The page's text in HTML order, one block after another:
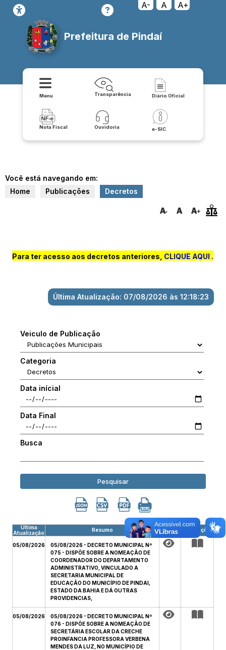
A- A A+
Prefeitura de Pindaí
Menu Transparência Diário Oficial
Nota Fiscal Ouvidoria e-SIC
Você está navegando em:
Home
Publicações Decretos
Para ter acesso aos decretos anteriores, CLIQUE AQUI .
Última Atualização: 07/08/2026 às 12:18:23
Veiculo de Publicação
Categoria
Data inícial
Data Final
Busca
Pesquisar
Última
Atualização
Resumo Arquivo Publicações
05/08/2026
05/08/2026 - DECRETO MUNICIPAL Nº
075 - DISPÕE SOBRE A NOMEAÇÃO DE
COORDENADOR DO DEPARTAMENTO
ADMINISTRATIVO, VINCULADO A
SECRETARIA MUNICIPAL DE
EDUCAÇÃO DO MUNICÍPIO DE PINDAI,
ESTADO DA BAHIA E DÁ OUTRAS
PROVIDENCIAS,
05/08/2026
05/08/2026 - DECRETO MUNICIPAL Nº
076 - DISPÕE SOBRE A NOMEAÇÃO DE
SECRETÁRIA ESCOLAR DA CRECHE
PROINFANCIA PROFESSORA VERBENA
MENDES DA LUZ, NO MUNICÍPIO DE